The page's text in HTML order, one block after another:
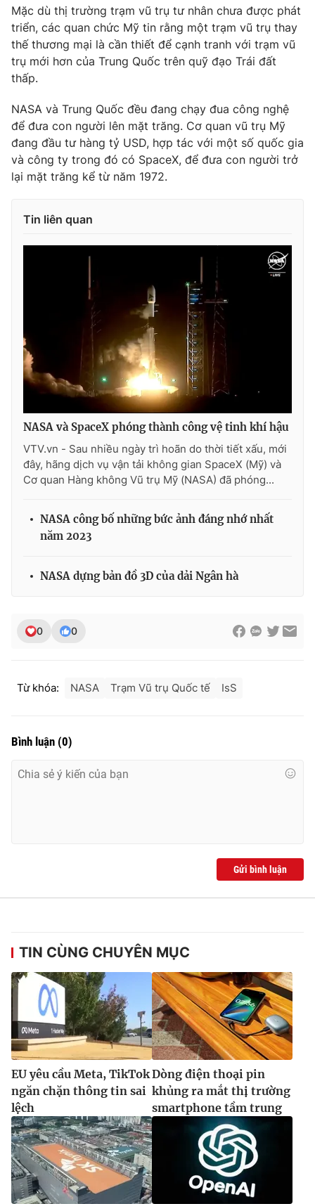
Ðiện thoại Thời báo VTV:024.66 897 897
Email: toasoan@vtv.vn
Liên hệ quảng cáo:024-7300.7108
® Cấm sao chép dưới mọi hình thức nếu không có sự chấp
thuận bằng văn bản. Ghi rõ nguồn VTV.vn khi phát hành lại
Mặc dù thị trường trạm vũ trụ tư nhân chưa được phát
triển, các quan chức Mỹ tin rằng một trạm vũ trụ thay
thế thương mại là cần thiết để cạnh tranh với trạm vũ
trụ mới hơn của Trung Quốc trên quỹ đạo Trái đất
thấp.
NASA và Trung Quốc đều đang chạy đua công nghệ
để đưa con người lên mặt trăng. Cơ quan vũ trụ Mỹ
đang đầu tư hàng tỷ USD, hợp tác với một số quốc gia
và công ty trong đó có SpaceX, để đưa con người trở
lại mặt trăng kể từ năm 1972.
Tin liên quan
NASA và SpaceX phóng thành công vệ tinh khí hậu
VTV.vn - Sau nhiều ngày trì hoãn do thời tiết xấu, mới
đây, hãng dịch vụ vận tải không gian SpaceX (Mỹ) và
Cơ quan Hàng không Vũ trụ Mỹ (NASA) đã phóng...
NASA công bố những bức ảnh đáng nhớ nhất
năm 2023
NASA dựng bản đồ 3D của dải Ngân hà
0 0
Từ khóa: NASA Trạm Vũ trụ Quốc tế IsS
Bình luận (0)
Gửi bình luận
TIN CÙNG CHUYÊN MỤC
EU yêu cầu Meta, TikTok
ngăn chặn thông tin sai
lệch
Dòng điện thoại pin
khủng ra mắt thị trường
smartphone tầm trung